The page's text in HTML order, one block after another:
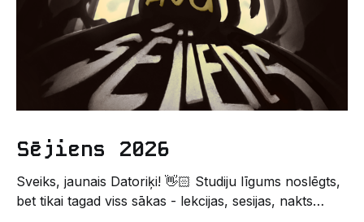
Sējiens 2026
Sveiks, jaunais Datoriķi! 👋🏻 Studiju līgums noslēgts,
bet tikai tagad viss sākas - lekcijas, sesijas, nakts